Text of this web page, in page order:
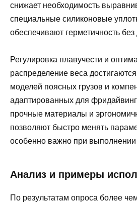
снижает необходимость
специальные силиконовые
обеспечивают герметичность
Регулировка плавучести и
распределение веса
моделей поясных грузов и
адаптированных для
прочные материалы и
позволяют быстро менять
особенно важно при выполнении
Анализ и примеры
По результатам опроса более